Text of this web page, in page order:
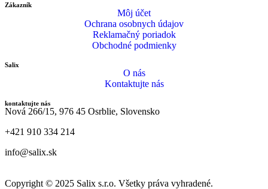
Zákazník
Môj účet
Ochrana osobnych údajov
Reklamačný poriadok
Obchodné podmienky
Salix
O nás
Kontaktujte nás
kontaktujte nás
Nová 266/15, 976 45 Osrblie, Slovensko
+421 910 334 214
info@salix.sk
Copyright © 2025 Salix s.r.o. Všetky práva vyhradené.